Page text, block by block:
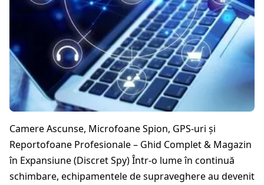
Camere Ascunse, Microfoane Spion, GPS-uri și
Reportofoane Profesionale – Ghid Complet & Magazin
în Expansiune (Discret Spy) Într-o lume în continuă
schimbare, echipamentele de supraveghere au devenit